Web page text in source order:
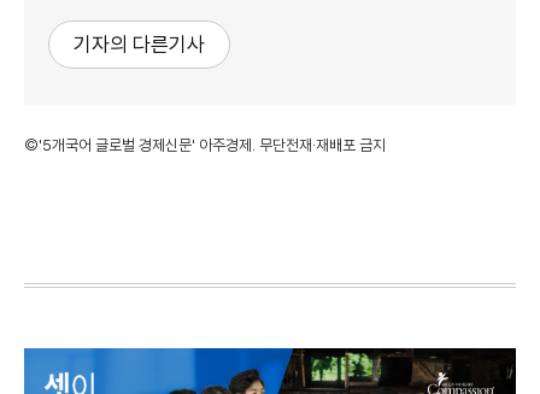
기자의 다른기사
©'5개국어 글로벌 경제신문' 아주경제. 무단전재·재배포 금지